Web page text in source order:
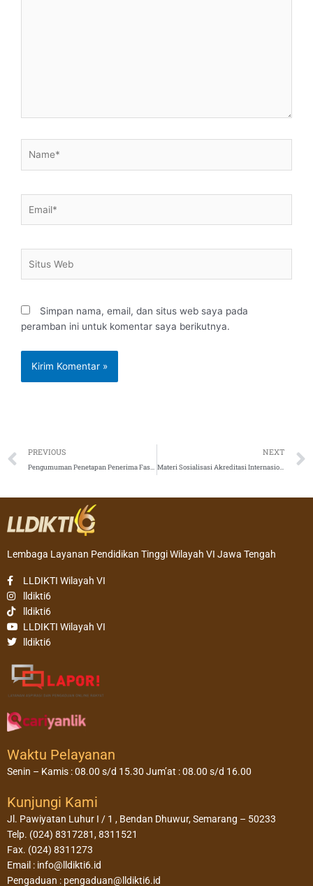
Web
Simpan nama, email, dan situs web saya pada
peramban ini untuk komentar saya berikutnya.
Prev
PREVIOUS
Pengumuman Penetapan Penerima Fasilitasi PP-PTS Skema A Tahun 2020 Tahun 2020 Gelombang II Perguruan Tinggi Vokasi
NEXT
Materi Sosialisasi Akreditasi Internasional Program Studi
Lembaga Layanan Pendidikan Tinggi Wilayah VI Jawa Tengah
LLDIKTI Wilayah VI
lldikti6
lldikti6
LLDIKTI Wilayah VI
lldikti6
Waktu Pelayanan
Senin – Kamis : 08.00 s/d 15.30 Jum’at : 08.00 s/d 16.00
Kunjungi Kami
Jl. Pawiyatan Luhur I / 1 , Bendan Dhuwur, Semarang – 50233
Telp. (024) 8317281, 8311521
Fax. (024) 8311273
Email : info@lldikti6.id
Pengaduan : pengaduan@lldikti6.id